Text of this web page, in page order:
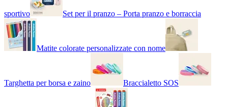
sportivo Set per il pranzo – Porta pranzo e borraccia
Matite colorate personalizzate con nome
Targhetta per borsa e zaino Braccialetto SOS